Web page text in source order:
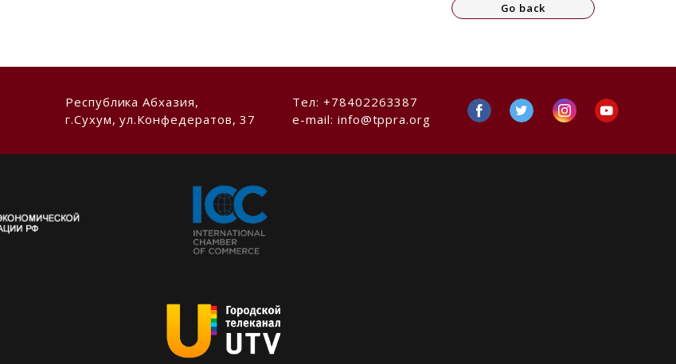
Go back
Республика Абхазия,
г.Сухум, ул.Конфедератов, 37
Тел: +78402263387
e-mail: info@tppra.org